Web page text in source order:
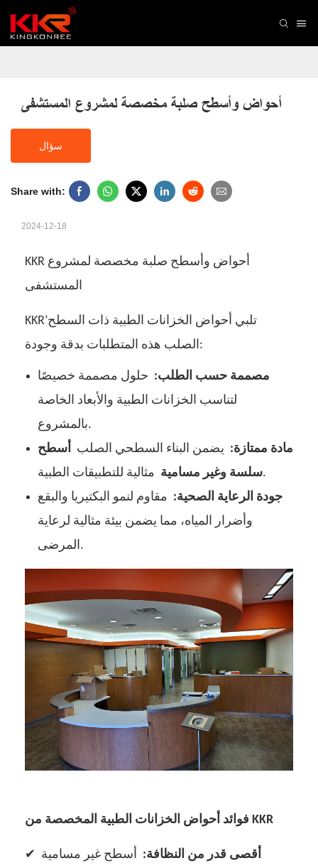
أحواض وأسطح صلبة مخصصة لمشروع المستشفى
سؤال
Share with:
2024-12-18
KKR أحواض وأسطح صلبة مخصصة لمشروع
المستشفى
KKR’تلبي أحواض الخزانات الطبية ذات السطح
الصلب هذه المتطلبات بدقة وجودة:
مصممة حسب الطلب: حلول مصممة خصيصًا
لتناسب الخزانات الطبية والأبعاد الخاصة
بالمشروع.
مادة ممتازة: يضمن البناء السطحي الصلب أسطح
سلسة وغير مساميةمثالية للتطبيقات الطبية.
جودة الرعاية الصحية: مقاوم لنمو البكتيريا والبقع
وأضرار المياه، مما يضمن بيئة مثالية لرعاية
المرضى.
فوائد أحواض الخزانات الطبية المخصصة من KKR
✔ أقصى قدر من النظافة:
أسطح غير مسامية